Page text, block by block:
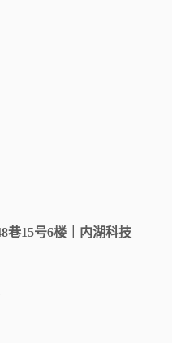
巷15号6楼｜内湖科技